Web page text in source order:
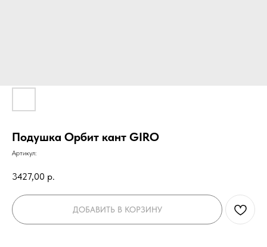
Подушка Орбит кант GIRO
Артикул:
3427,00 р.
ДОБАВИТЬ В КОРЗИНУ